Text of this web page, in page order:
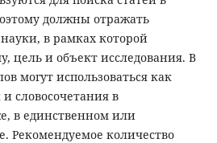
должны отражать
в рамках которой
цель и объект исследования. В
могут использоваться как
словосочетания в
в единственном или
Рекомендуемое количество